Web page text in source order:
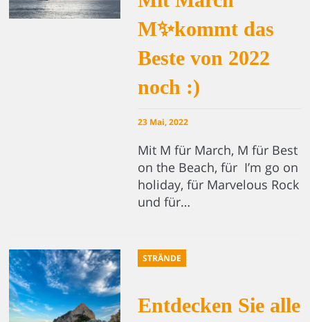
M✨kommt das
Beste von 2022
noch :)
23 Mai, 2022
Mit M für March, M für Best
on the Beach, für I’m go on
holiday, für Marvelous Rock
und für…
STRÄNDE
Entdecken Sie alle